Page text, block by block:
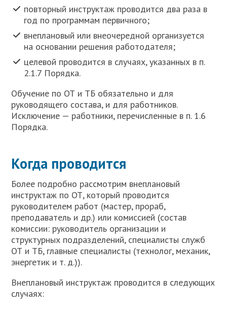
повторный инструктаж проводится два раза в
год по программам первичного;
внеплановый или внеочередной организуется
на основании решения работодателя;
целевой проводится в случаях, указанных в п.
2.1.7 Порядка.
Обучение по ОТ и ТБ обязательно и для
руководящего состава, и для работников.
Исключение — работники, перечисленные в п. 1.6
Порядка.
Когда проводится
Более подробно рассмотрим внеплановый
инструктаж по ОТ, который проводится
руководителем работ (мастер, прораб,
преподаватель и др.) или комиссией (состав
комиссии: руководитель организации и
структурных подразделений, специалисты служб
ОТ и ТБ, главные специалисты (технолог, механик,
энергетик и т. д.)).
Внеплановый инструктаж проводится в следующих
случаях: